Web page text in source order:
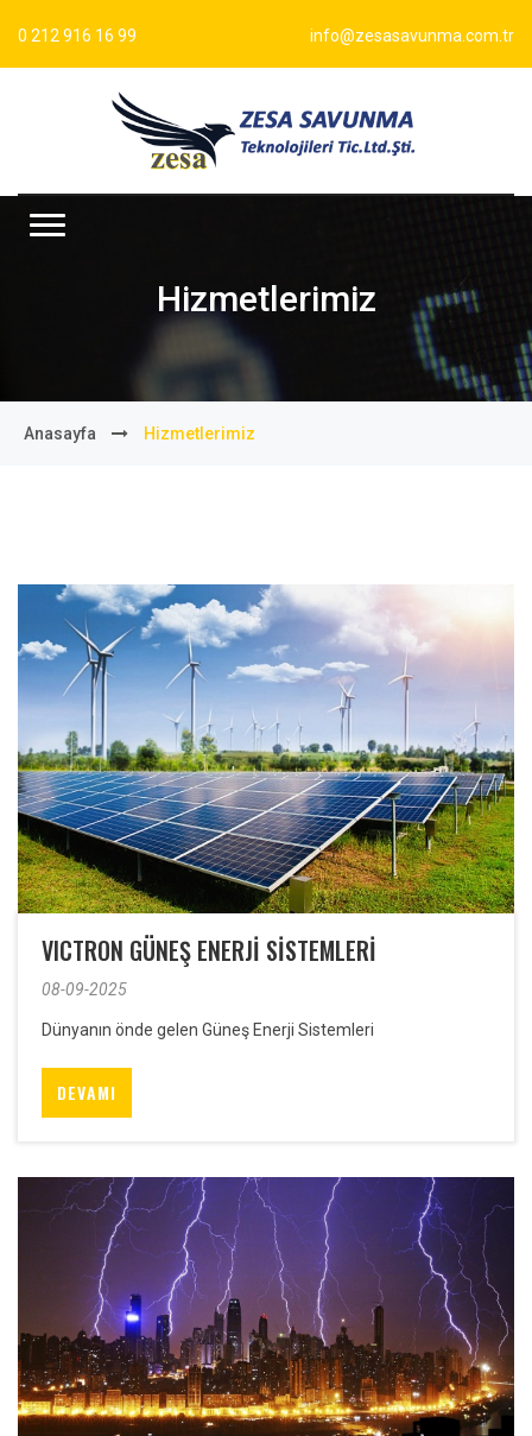
0 212 916 16 99 info@zesasavunma.com.tr
Hizmetlerimiz
Anasayfa Hizmetlerimiz
VICTRON GÜNEŞ ENERJİ SİSTEMLERİ
08-09-2025
Dünyanın önde gelen Güneş Enerji Sistemleri
DEVAMI